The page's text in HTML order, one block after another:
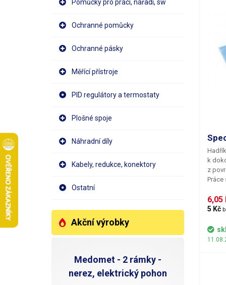
Pomůcky pro práci, nářadí, sw
Ochranné pomůcky
Ochranné pásky
Měřící přístroje
PID regulátory a termostaty
Plošné spoje
Náhradní díly
Kabely, redukce, konektory
Ostatní
Akční výrobky
Medomet - 2 rámky -
nerez, elektrický pohon
na
k
z
Práce
totiž
nebo
6,05
5 Kč